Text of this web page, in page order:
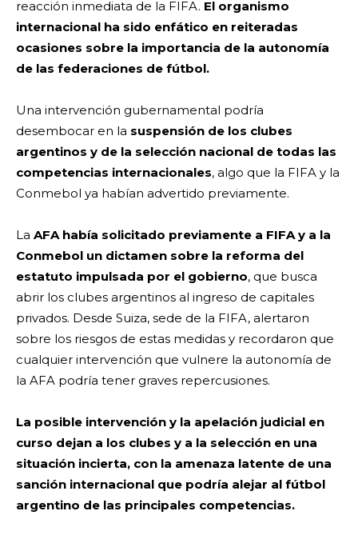
reacción inmediata de la FIFA. El organismo
internacional ha sido enfático en reiteradas
ocasiones sobre la importancia de la autonomía
de las federaciones de fútbol.
Una intervención gubernamental podría
desembocar en la suspensión de los clubes
argentinos y de la selección nacional de todas las
competencias internacionales, algo que la FIFA y la
Conmebol ya habían advertido previamente.
La AFA había solicitado previamente a FIFA y a la
Conmebol un dictamen sobre la reforma del
estatuto impulsada por el gobierno, que busca
abrir los clubes argentinos al ingreso de capitales
privados. Desde Suiza, sede de la FIFA, alertaron
sobre los riesgos de estas medidas y recordaron que
cualquier intervención que vulnere la autonomía de
la AFA podría tener graves repercusiones.
La posible intervención y la apelación judicial en
curso dejan a los clubes y a la selección en una
situación incierta, con la amenaza latente de una
sanción internacional que podría alejar al fútbol
argentino de las principales competencias.